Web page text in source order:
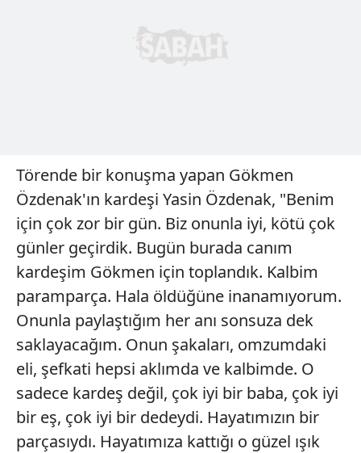
Törende bir konuşma yapan Gökmen
Özdenak'ın kardeşi Yasin Özdenak, "Benim
için çok zor bir gün. Biz onunla iyi, kötü çok
günler geçirdik. Bugün burada canım
kardeşim Gökmen için toplandık. Kalbim
paramparça. Hala öldüğüne inanamıyorum.
Onunla paylaştığım her anı sonsuza dek
saklayacağım. Onun şakaları, omzumdaki
eli, şefkati hepsi aklımda ve kalbimde. O
sadece kardeş değil, çok iyi bir baba, çok iyi
bir eş, çok iyi bir dedeydi. Hayatımızın bir
parçasıydı. Hayatımıza kattığı o güzel ışık